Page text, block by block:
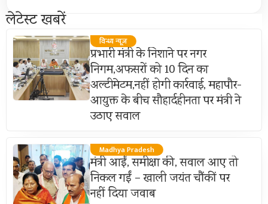
लेटेस्ट खबरें
विन्ध्य न्यूज़
प्रभारी मंत्री के निशाने पर नगर
निगम,अफसरों को 10 दिन का
अल्टीमेटम,नहीं होगी कार्रवाई, महापौर-
आयुक्त के बीच सौहार्दहीनता पर मंत्री ने
उठाए सवाल
Madhya Pradesh
मंत्री आईं, समीक्षा की, सवाल आए तो
निकल गईं – खाली जयंत चौंकीं पर
नहीं दिया जवाब